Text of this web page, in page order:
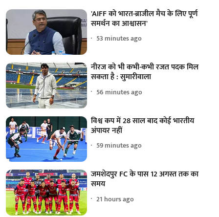
'AIFF को भारत-ब्राजील मैच के लिए पूर्ण
समर्थन का आश्वासन'
53 minutes ago
नीरज को भी कभी-कभी रजत पदक मिल
सकता है : सुमारीवाला
56 minutes ago
विश्व कप में 28 साल बाद कोई भारतीय
अंपायर नहीं
59 minutes ago
जमशेदपुर FC के पास 12 अगस्त तक का
समय
21 hours ago